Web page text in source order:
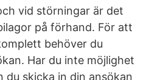
vid störningar är det
på förhand. För att
behöver du
Har du inte möjlighet
du skicka in din ansökan